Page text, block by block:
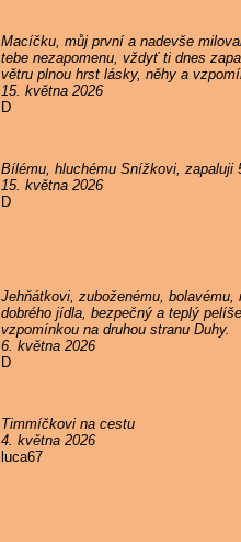
Macíčku, můj první a nadevše
tebe nezapomenu, vždyť ti dnes
větru plnou hrst lásky, něhy a
15. května 2026
D
Bílému, hluchému Snížkovi, zapaluji
15. května 2026
D
Jehňátkovi, zuboženému,
dobrého jídla, bezpečný a teplý
vzpomínkou na druhou stranu Duhy.
6. května 2026
D
Timmíčkovi na cestu
4. května 2026
luca67